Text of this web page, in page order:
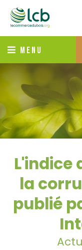
MENU
L'indice
la
publié